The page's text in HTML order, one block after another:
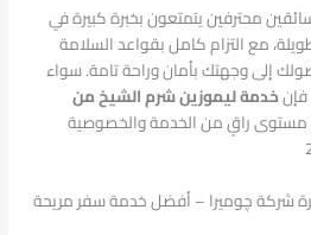
محترفين يتمتعون بخبرة كبيرة في
مع التزام كامل بقواعد السلامة
إلى وجهتك بأمان وراحة تامة. سواء
فإنخدمة ليموزين شرم الشيخ من
راقٍ من الخدمة والخصوصية
شركة چوميرا – أفضل خدمة سفر مريحة